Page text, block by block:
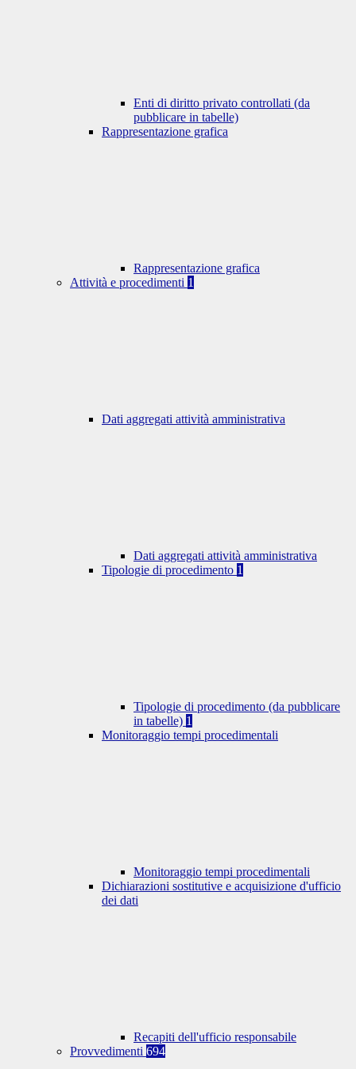
Enti di diritto privato controllati (da
pubblicare in tabelle)
Rappresentazione grafica
Rappresentazione grafica
Attività e procedimenti 1
Dati aggregati attività amministrativa
Dati aggregati attività amministrativa
Tipologie di procedimento 1
Tipologie di procedimento (da pubblicare
in tabelle) 1
Monitoraggio tempi procedimentali
Monitoraggio tempi procedimentali
Dichiarazioni sostitutive e acquisizione d'ufficio
dei dati
Recapiti dell'ufficio responsabile
Provvedimenti 694